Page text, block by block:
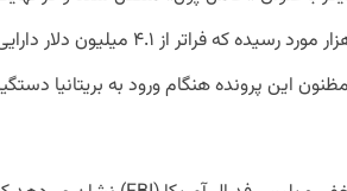
تراکنش‌های بالغ بر ۶ هزار مورد رسیده
این پرونده هنگام ورود به بریتانیا